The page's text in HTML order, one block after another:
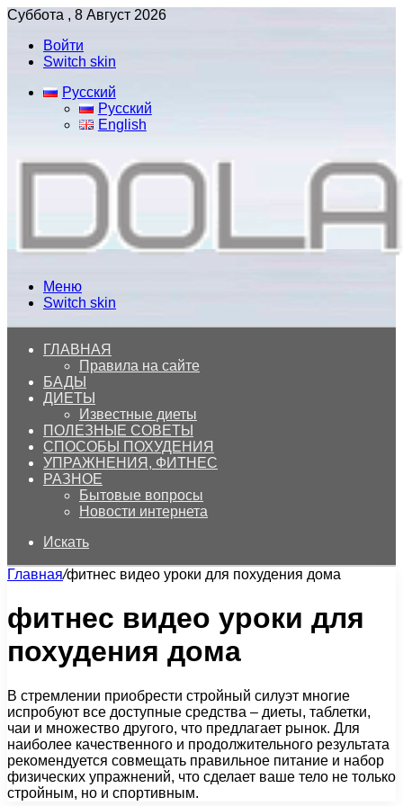
Суббота , 8 Август 2026
Войти
Switch skin
Русский
Русский
English
Меню
Switch skin
ГЛАВНАЯ
Правила на сайте
БАДЫ
ДИЕТЫ
Известные диеты
ПОЛЕЗНЫЕ СОВЕТЫ
СПОСОБЫ ПОХУДЕНИЯ
УПРАЖНЕНИЯ, ФИТНЕС
РАЗНОЕ
Бытовые вопросы
Новости интернета
Искать
Главная/фитнес видео уроки для похудения дома
фитнес видео уроки для
похудения дома
В стремлении приобрести стройный силуэт многие
испробуют все доступные средства – диеты, таблетки,
чаи и множество другого, что предлагает рынок. Для
наиболее качественного и продолжительного результата
рекомендуется совмещать правильное питание и набор
физических упражнений, что сделает ваше тело не только
стройным, но и спортивным.